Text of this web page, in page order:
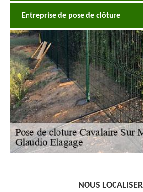
Entreprise de pose de clôture
NOUS LOCALISER